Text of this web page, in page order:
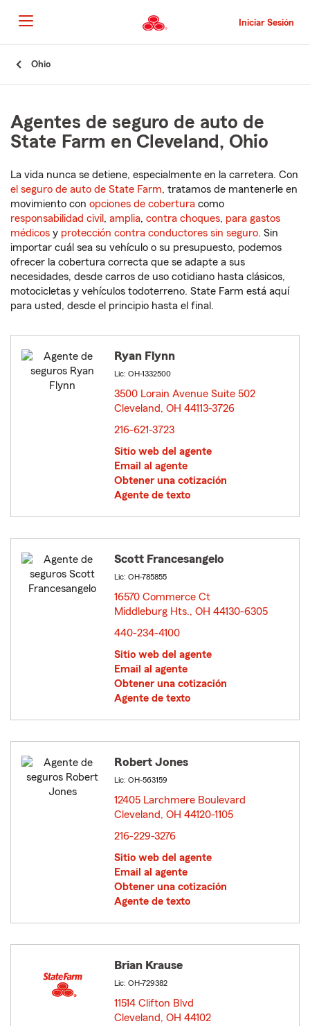
al
contenido
principal
Iniciar Sesión
Ohio
Agentes de seguro de auto de
State Farm en Cleveland, Ohio
La vida nunca se detiene, especialmente en la carretera. Con
el seguro de auto de State Farm, tratamos de mantenerle en
movimiento con opciones de cobertura como
responsabilidad civil , amplia, contra choques, para gastos
médicos y protección contra conductores sin seguro. Sin
importar cuál sea su vehículo o su presupuesto, podemos
ofrecer la cobertura correcta que se adapte a sus
necesidades, desde carros de uso cotidiano hasta clásicos,
motocicletas y vehículos todoterreno. State Farm está aquí
para usted, desde el principio hasta el final.
Ryan Flynn
Lic: OH-1332500
3500 Lorain Avenue Suite 502
Cleveland, OH 44113-3726
216-621-3723
Sitio web del agente
Email al agente
Obtener una cotización
Agente de texto
Scott Francesangelo
Lic: OH-785855
16570 Commerce Ct
Middleburg Hts., OH 44130-6305
440-234-4100
Sitio web del agente
Email al agente
Obtener una cotización
Agente de texto
Robert Jones
Lic: OH-563159
12405 Larchmere Boulevard
Cleveland, OH 44120-1105
216-229-3276
Sitio web del agente
Email al agente
Obtener una cotización
Agente de texto
Brian Krause
Lic: OH-729382
11514 Clifton Blvd
Cleveland, OH 44102